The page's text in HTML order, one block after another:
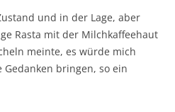
und in der Lage, aber
Rasta mit der Milchkaffeehaut
meinte, es würde mich
bringen, so ein